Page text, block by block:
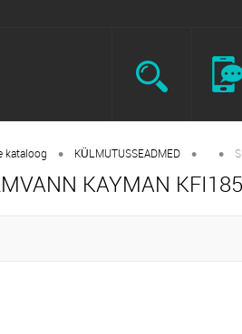
kataloog • KÜLMUTUSSEADMED • •
KAYMAN